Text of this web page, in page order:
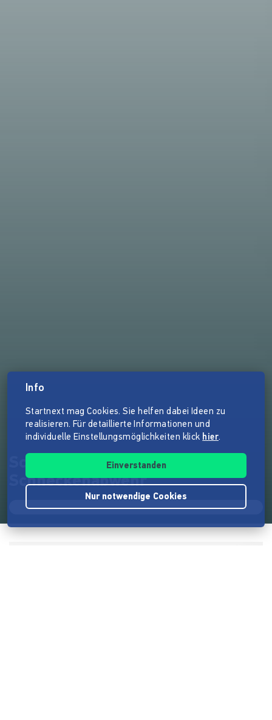
Schnexagon - Antihaftende
Schneckenabwehr
Info
Startnext mag Cookies. Sie helfen dabei Ideen zu
realisieren. Für detaillierte Informationen und
individuelle Einstellungsmöglichkeiten klick hier.
Einverstanden
Nur notwendige Cookies